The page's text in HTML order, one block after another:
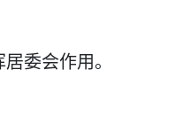
委会作用。